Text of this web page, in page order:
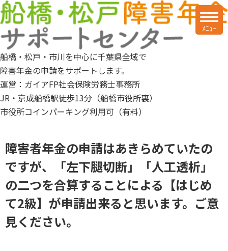
船橋・松戸・市川を中心に千葉県全域で
障害年金の申請をサポートします。
運営：ガイアFP社会保険労務士事務所
JR・京成船橋駅徒歩13分（船橋市役所裏）
市役所コインパーキング利用可（有料）
障害者年金の申請はあきらめていたの
ですが、「左下腿切断」「人工透析」
の二つを合算することによる【はじめ
て2級】が申請出来ると思います。ご意
見ください。